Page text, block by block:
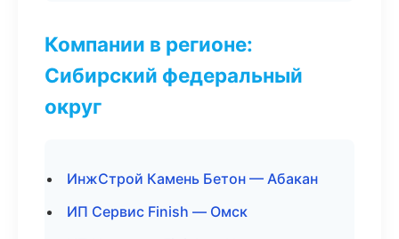
Компании в регионе:
Сибирский федеральный
округ
ИнжСтрой Камень Бетон — Абакан
ИП Сервис Finish — Омск